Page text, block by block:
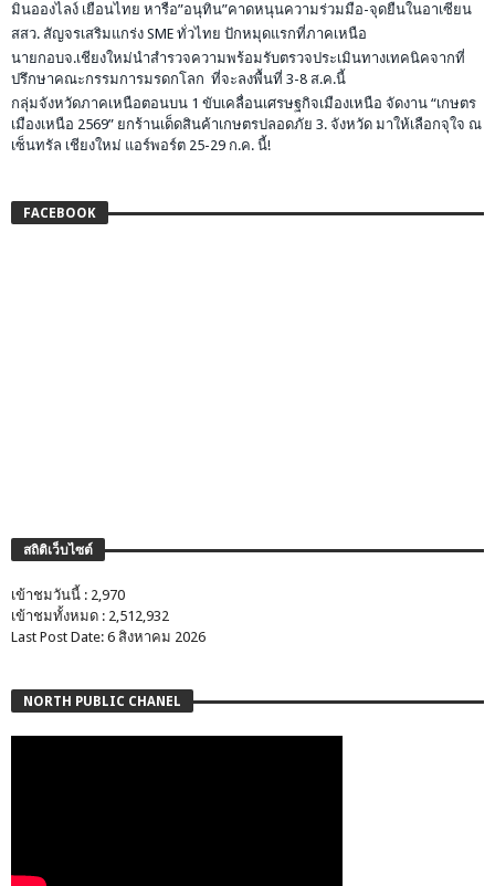
มินอองไลง์ เยือนไทย หารือ”อนุทิน”คาดหนุนความร่วมมือ-จุดยืนในอาเซียน
สสว. สัญจรเสริมแกร่ง SME ทั่วไทย ปักหมุดแรกที่ภาคเหนือ
นายกอบจ.เชียงใหม่นำสำรวจความพร้อมรับตรวจประเมินทางเทคนิคจากที่
ปรึกษาคณะกรรมการมรดกโลก ที่จะลงพื้นที่ 3-8 ส.ค.นี้
กลุ่มจังหวัดภาคเหนือตอนบน 1 ขับเคลื่อนเศรษฐกิจเมืองเหนือ จัดงาน “เกษตร
เมืองเหนือ 2569” ยกร้านเด็ดสินค้าเกษตรปลอดภัย 3. จังหวัด มาให้เลือกจุใจ ณ
เซ็นทรัล เชียงใหม่ แอร์พอร์ต 25-29 ก.ค. นี้!
FACEBOOK
สถิติเว็บไซต์
เข้าชมวันนี้ : 2,970
เข้าชมทั้งหมด : 2,512,932
Last Post Date: 6 สิงหาคม 2026
NORTH PUBLIC CHANEL